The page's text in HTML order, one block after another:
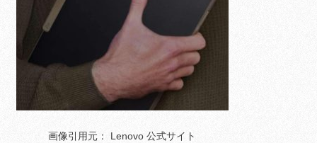
画像引用元： Lenovo 公式サイト